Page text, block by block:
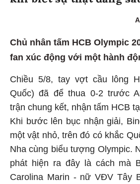
Chủ nhân tấm HCB Olympic
fan xúc động với một hành
Chiều 5/8, tay vợt cầu lông
Quốc) đã để thua 0-2 trước
trận chung kết, nhận tấm HCB
Khi bước lên bục nhận giải,
một vật nhỏ, trên đó có khắc
Nha cùng biểu tượng Olympic.
phát hiện ra đây là cách mà
Carolina Marin - nữ VĐV Tây